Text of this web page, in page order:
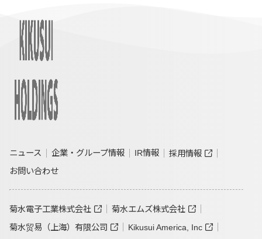
ニュース 企業・グループ情報 IR情報
採用情報
お問い合わせ
菊水電子工業株式会社
菊水エムズ株式会社
菊水贸易（上海）有限公司
Kikusui America, Inc